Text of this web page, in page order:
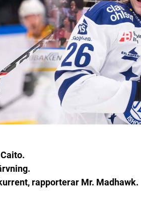
rapporterar Mr. Madhawk.